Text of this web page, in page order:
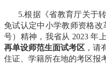
5.根据《省教育厅关于
免试认定中小学教师资格改
号）精神，我省从 2023 年
再单设师范生面试考区 ，请
住证、学籍所在地的考区报